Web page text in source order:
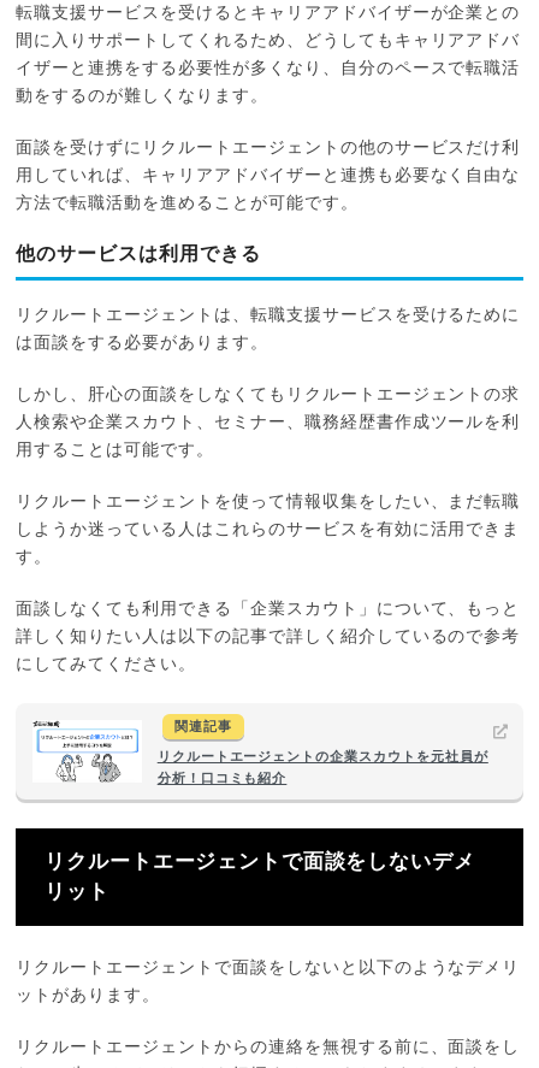
転職支援サービスを受けるとキャリアアドバイザーが企業との
間に入りサポートしてくれるため、どうしてもキャリアアドバ
イザーと連携をする必要性が多くなり、自分のペースで転職活
動をするのが難しくなります。
面談を受けずにリクルートエージェントの他のサービスだけ利
用していれば、キャリアアドバイザーと連携も必要なく自由な
方法で転職活動を進めることが可能です。
他のサービスは利用できる
リクルートエージェントは、転職支援サービスを受けるために
は面談をする必要があります。
しかし、肝心の面談をしなくてもリクルートエージェントの求
人検索や企業スカウト、セミナー、職務経歴書作成ツールを利
用することは可能です。
リクルートエージェントを使って情報収集をしたい、まだ転職
しようか迷っている人はこれらのサービスを有効に活用できま
す。
面談しなくても利用できる「企業スカウト」について、もっと
詳しく知りたい人は以下の記事で詳しく紹介しているので参考
にしてみてください。
関連記事
リクルートエージェントの企業スカウトを元社員が
分析！口コミも紹介
リクルートエージェントで面談をしないデメ
リット
リクルートエージェントで面談をしないと以下のようなデメリ
ットがあります。
リクルートエージェントからの連絡を無視する前に、面談をし